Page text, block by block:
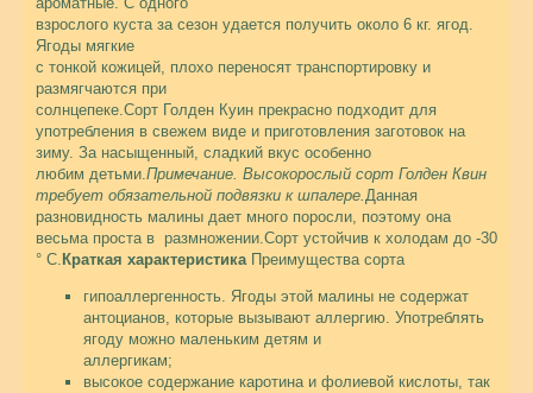
взрослого куста за сезон удается получить около 6 кг. ягод.
Ягоды мягкие
с тонкой кожицей, плохо переносят транспортировку и
размягчаются при
солнцепеке.Сорт Голден Куин прекрасно подходит для
употребления в свежем виде и приготовления заготовок на
зиму. За насыщенный, сладкий вкус особенно
любим детьми.Примечание. Высокорослый сорт Голден Квин
требует обязательной подвязки к шпалере.Данная
разновидность малины дает много поросли, поэтому она
весьма проста в размножении.Сорт устойчив к холодам до -30
° C. Краткая характеристикаПреимущества сорта
гипоаллергенность. Ягоды этой малины не содержат
антоцианов, которые вызывают аллергию. Употреблять
ягоду можно маленьким детям и
аллергикам;
высокое содержание каротина и фолиевой кислоты, так